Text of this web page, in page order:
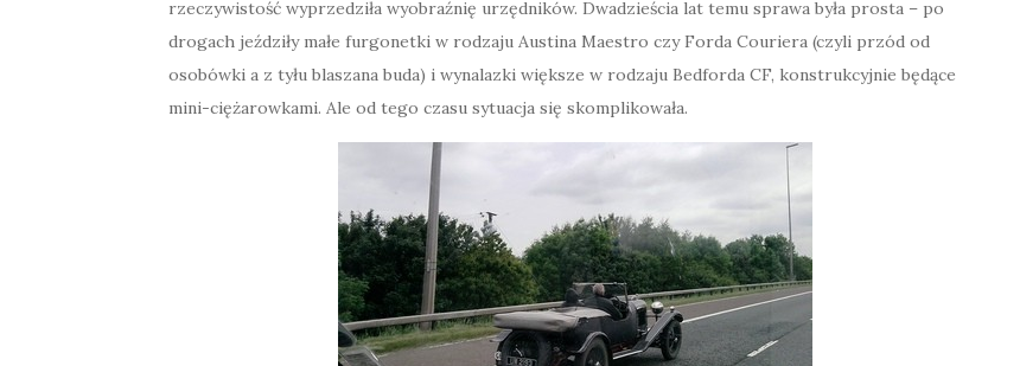
rzeczywistość wyprzedziła wyobraźnię urzędników. Dwadzieścia lat temu sprawa była prosta – po
drogach jeździły małe furgonetki w rodzaju Austina Maestro czy Forda Couriera (czyli przód od
osobówki a z tyłu blaszana buda) i wynalazki większe w rodzaju Bedforda CF, konstrukcyjnie będące
mini-ciężarowkami. Ale od tego czasu sytuacja się skomplikowała.